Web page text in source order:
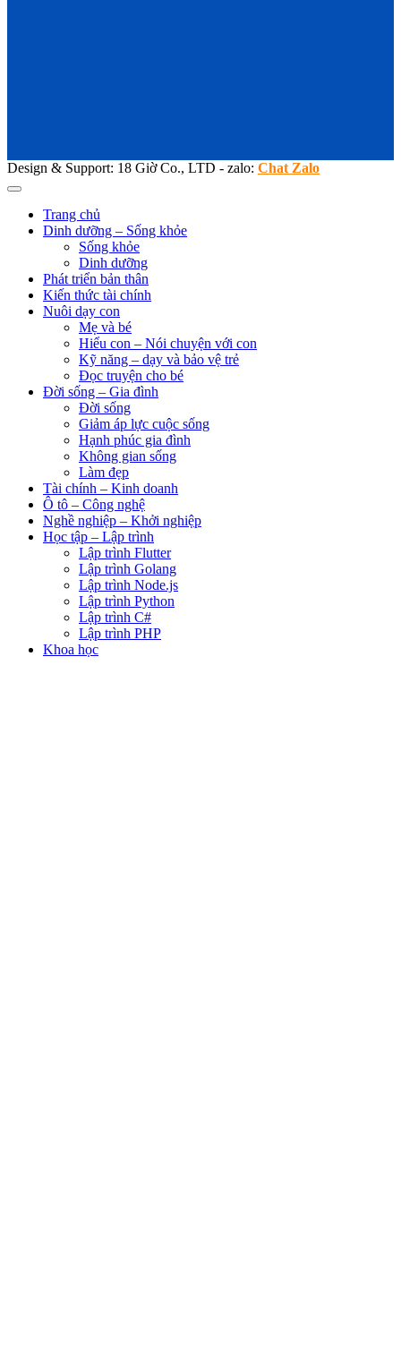
Design & Support: 18 Giờ Co., LTD - zalo: Chat Zalo
Trang chủ
Dinh dưỡng – Sống khỏe
Sống khỏe
Dinh dưỡng
Phát triển bản thân
Kiến thức tài chính
Nuôi dạy con
Mẹ và bé
Hiểu con – Nói chuyện với con
Kỹ năng – dạy và bảo vệ trẻ
Đọc truyện cho bé
Đời sống – Gia đình
Đời sống
Giảm áp lực cuộc sống
Hạnh phúc gia đình
Không gian sống
Làm đẹp
Tài chính – Kinh doanh
Ô tô – Công nghệ
Nghề nghiệp – Khởi nghiệp
Học tập – Lập trình
Lập trình Flutter
Lập trình Golang
Lập trình Node.js
Lập trình Python
Lập trình C#
Lập trình PHP
Khoa học